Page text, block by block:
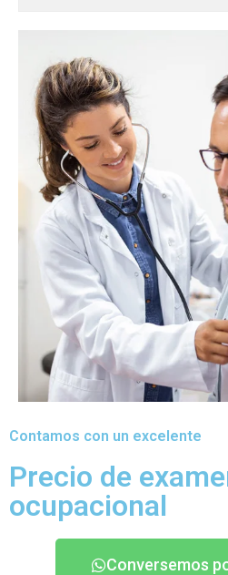
Contamos con un excelente
Precio de
ocupacional
Conversemos